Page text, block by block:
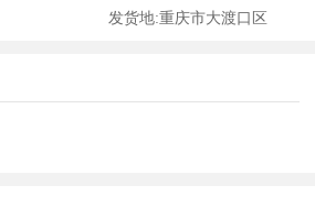
发货地:重庆市大渡口区